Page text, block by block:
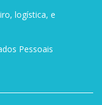
logística, e
Pessoais